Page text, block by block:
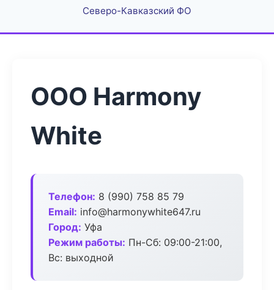
Северо-Кавказский ФО
ООО Harmony
White
Телефон: 8 (990) 758 85 79
Email: info@harmonywhite647.ru
Город: Уфа
Режим работы: Пн-Сб: 09:00-21:00,
Вс: выходной